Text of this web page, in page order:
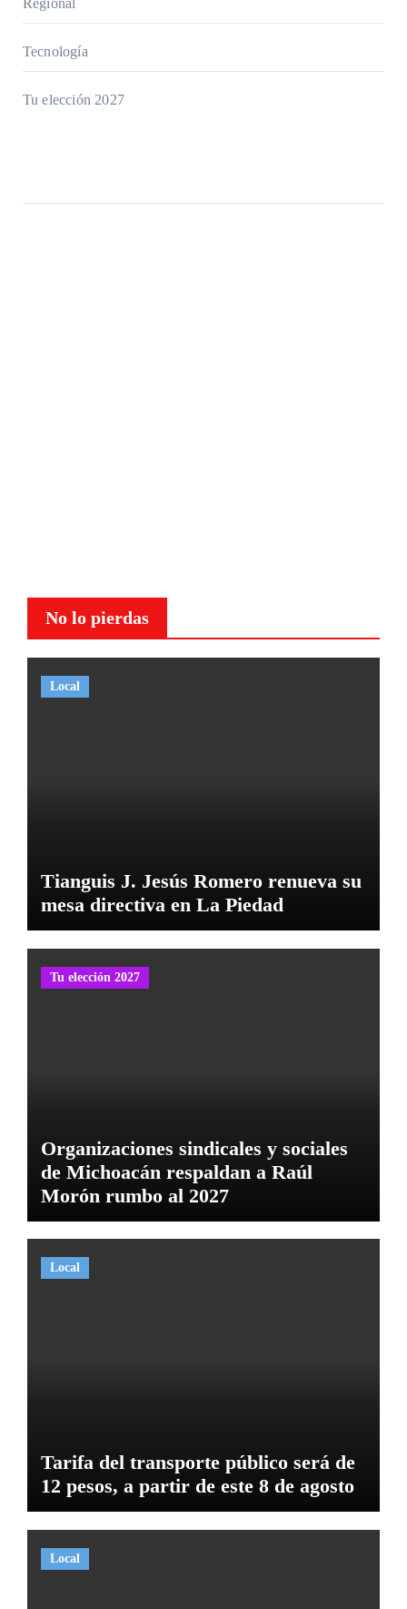
Regional
Tecnología
Tu elección 2027
No lo pierdas
Local
Tianguis J. Jesús Romero renueva su
mesa directiva en La Piedad
Tu elección 2027
Organizaciones sindicales y sociales
de Michoacán respaldan a Raúl
Morón rumbo al 2027
Local
Tarifa del transporte público será de
12 pesos, a partir de este 8 de agosto
Local